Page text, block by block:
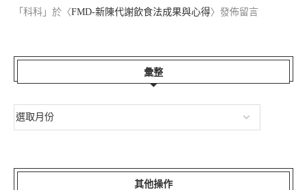
「 科科 」於〈FMD-新陳代謝飲食法成果與心得〉發佈留言
彙整
其他操作